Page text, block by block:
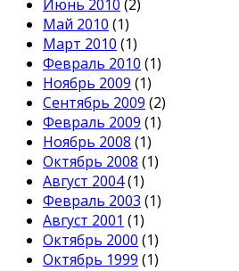
Июнь 2010 (2)
Май 2010 (1)
Март 2010 (1)
Февраль 2010 (1)
Ноябрь 2009 (1)
Сентябрь 2009 (2)
Февраль 2009 (1)
Ноябрь 2008 (1)
Октябрь 2008 (1)
Август 2004(1)
Февраль 2003 (1)
Август 2001 (1)
Октябрь 2000 (1)
Октябрь 1999 (1)